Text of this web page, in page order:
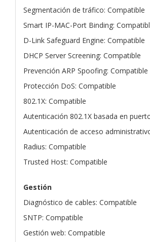
Segmentación de tráfico: Compatible
Smart IP-MAC-Port Binding:
D-Link Safeguard Engine: Compatible
DHCP Server Screening: Compatible
Prevención ARP Spoofing: Compatible
Protección DoS: Compatible
802.1X: Compatible
Autenticación 802.1X basada en
Autenticación de acceso
Radius: Compatible
Trusted Host: Compatible
Gestión
Diagnóstico de cables: Compatible
SNTP: Compatible
Gestión web: Compatible